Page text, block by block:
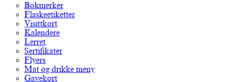
Bokmerker
Flaskeetiketter
Visittkort
Kalendere
Lerret
Sertifikater
Flyers
Mat og drikke meny
Gavekort